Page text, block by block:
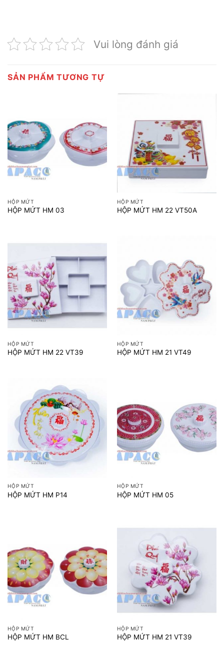
Vui lòng đánh giá
SẢN PHẨM TƯƠNG TỰ
HỘP MỨT
HỘP MỨT HM 03
HỘP MỨT
HỘP MỨT HM 22 VT50A
HỘP MỨT
HỘP MỨT HM 22 VT39
HỘP MỨT
HỘP MỨT HM 21 VT49
HỘP MỨT
HỘP MỨT HM P14
HỘP MỨT
HỘP MỨT HM 05
HỘP MỨT
HỘP MỨT HM BCL
HỘP MỨT
HỘP MỨT HM 21 VT39